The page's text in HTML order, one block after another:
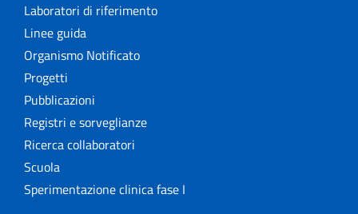
Laboratori di riferimento
Linee guida
Organismo Notificato
Progetti
Pubblicazioni
Registri e sorveglianze
Ricerca collaboratori
Scuola
Sperimentazione clinica fase I